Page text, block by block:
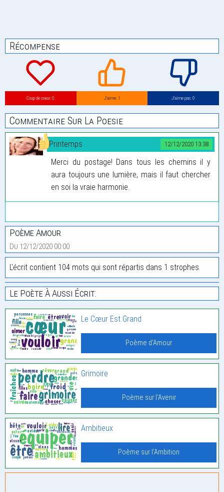
Récompense
Coup de coeur: 0 J’aime: 1 J’aime pas: 0
Commentaire Sur La Poesie
12/12/2020 13:38
Printemps
Merci du postage! Dans tous les chemins il y
aura toujours une lumière, mais il faut chercher
en soi la vraie harmonie.
Poème Amour
Du 12/12/2020 00:00
L'écrit contient 104 mots qui sont répartis dans 1 strophes.
Le Poète À Aussi Écrit:
Le Cœur Est Grand
Poème d'Amour
Grimoire
Poème sur l'Avenir
Ambitieux
Poème sur l'Ambition